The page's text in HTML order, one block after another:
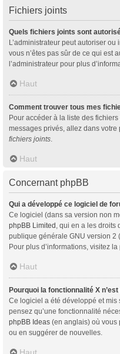
Fichiers joints
Quels fichiers joints sont
L’administrateur peut autoriser
vous n’êtes pas sûr de ce qui est
l’administrateur pour plus
Haut
Comment trouver tous mes
Pour accéder à la liste des
messages privés, allez dans votre
fichiers joints.
Haut
Concernant phpBB
Qui a développé ce logiciel de
Ce logiciel (dans sa version non
phpBB Limited , qui en a les droits
publique générale GNU version 2
Pour plus d’informations, visitez la
Haut
Pourquoi la fonctionnalité X
Ce logiciel a été développé et
pensez qu’une fonctionnalité
phpBB Ideas (en anglais) où vous
ou en suggérer de nouvelles.